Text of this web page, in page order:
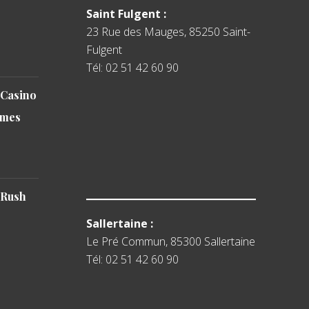
Saint Fulgent :
23 Rue des Mauges, 85250 Saint-
Fulgent
Tél: 02 51 42 60 90
Sallertaine :
Le Pré Commun, 85300 Sallertaine
Tél: 02 51 42 60 90